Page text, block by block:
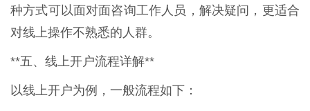
种方式可以面对面咨询工作人员，解决疑问，更适合
对线上操作不熟悉的人群。
**五、线上开户流程详解**
以线上开户为例，一般流程如下：